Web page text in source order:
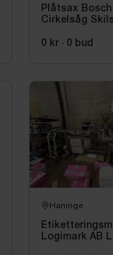
Plåtsax
Cirkelsåg
0 kr · 0 bud
Haninge
Logimark AB